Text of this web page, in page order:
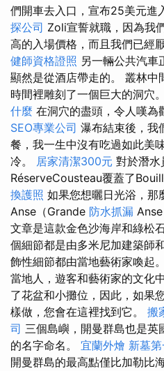
們開車去入口，宣布25美元進
探公司 Zoli宣誓就職，因為我
高的入場價格，而且我們已經
健師資格證照 另一輛公共汽車
顯然是從酒店帶走的。 叢林中
時間裡雕刻了一個巨大的洞穴。
什麼 在洞穴的盡頭，令人嘆為
SEO專業公司 瀑布結束後，我
餐，我一生中沒有吃過如此美
冷。 居家清潔300元 對於潛水
RéserveCousteau覆蓋了
換護照 如果您想曬日光浴，那
Anse（Grande 防水抓漏 Anse
文章是這款金色沙海岸和綠松
個細節都是由多米尼加建築師
飾性細節都由當地藝術家喚起。
當地人，遊客和藝術家的文化
了花盆和小攤位，因此，如果
樣做，您會在這裡找到它。 搬
司 三個島嶼，開曼群島也是英
的名字命名。 宜蘭外燴 新墓
開曼群島的最高點僅比加勒比